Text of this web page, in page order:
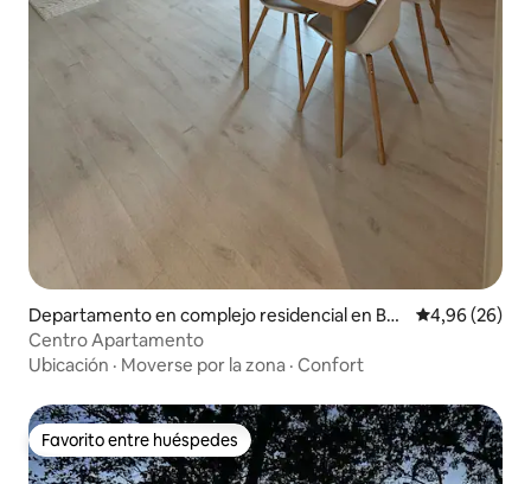
Departamento en complejo residencial en Bo
dø
Calificación
4,96 (26)
Centro Apartamento
Ubicación · Moverse por la zona · Confort
Favorito entre huéspedes
Favorito entre huéspedes